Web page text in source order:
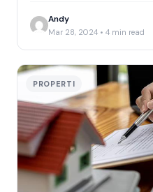
Andy
Mar 28, 2024 • 4 min read
PROPERTI